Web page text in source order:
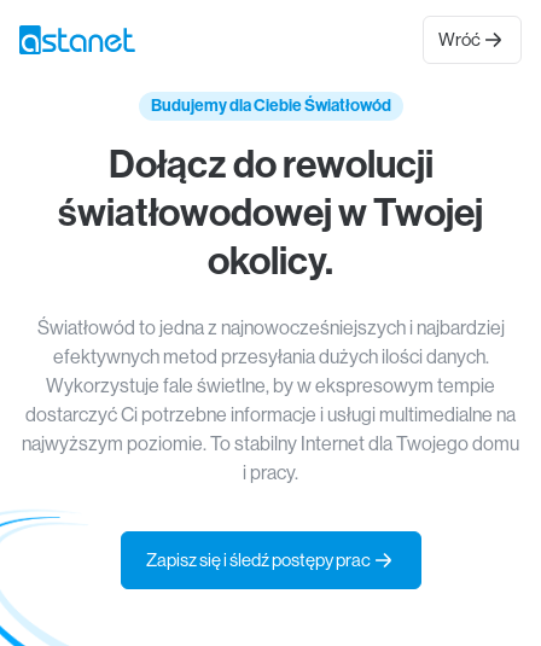
Wróć
Budujemy dla Ciebie Światłowód
Dołącz do rewolucji
światłowodowej w Twojej
okolicy.
Światłowód to jedna z najnowocześniejszych i najbardziej
efektywnych metod przesyłania dużych ilości danych.
Wykorzystuje fale świetlne, by w ekspresowym tempie
dostarczyć Ci potrzebne informacje i usługi multimedialne na
najwyższym poziomie. To stabilny Internet dla Twojego domu
i pracy.
Zapisz się i śledź postępy prac